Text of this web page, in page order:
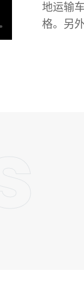
地运输
格。另